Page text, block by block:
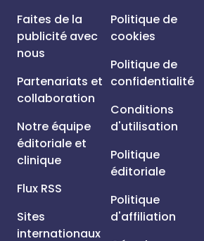
Faites de la
publicité avec
nous
Partenariats et
collaboration
Notre équipe
éditoriale et
clinique
Flux RSS
Sites
internationaux
Politique de
cookies
Politique de
confidentialité
Conditions
d'utilisation
Politique
éditoriale
Politique
d'affiliation